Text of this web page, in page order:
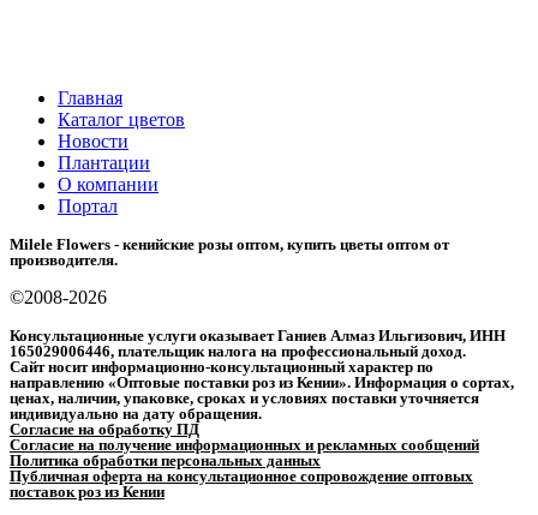
Главная
Каталог цветов
Новости
Плантации
О компании
Портал
Milele Flowers - кенийские розы оптом, купить цветы оптом от
производителя.
©2008-2026
Консультационные услуги оказывает Ганиев Алмаз Ильгизович, ИНН
165029006446, плательщик налога на профессиональный доход.
Сайт носит информационно-консультационный характер по
направлению «Оптовые поставки роз из Кении». Информация о сортах,
ценах, наличии, упаковке, сроках и условиях поставки уточняется
индивидуально на дату обращения.
Согласие на обработку ПД
Согласие на получение информационных и рекламных сообщений
Политика обработки персональных данных
Публичная оферта на консультационное сопровождение оптовых
поставок роз из Кении